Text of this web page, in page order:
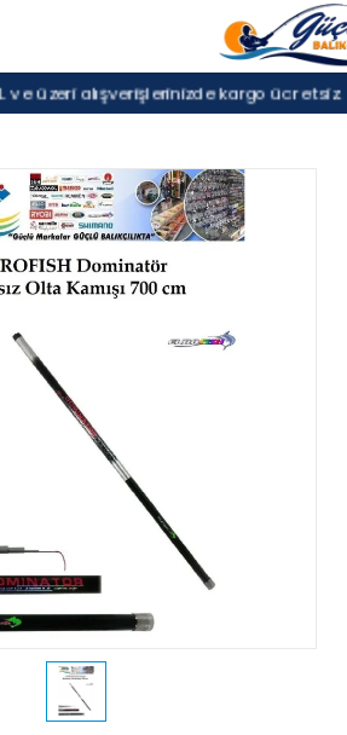
üzeri alışverişlerinizde kargo ücretsiz.